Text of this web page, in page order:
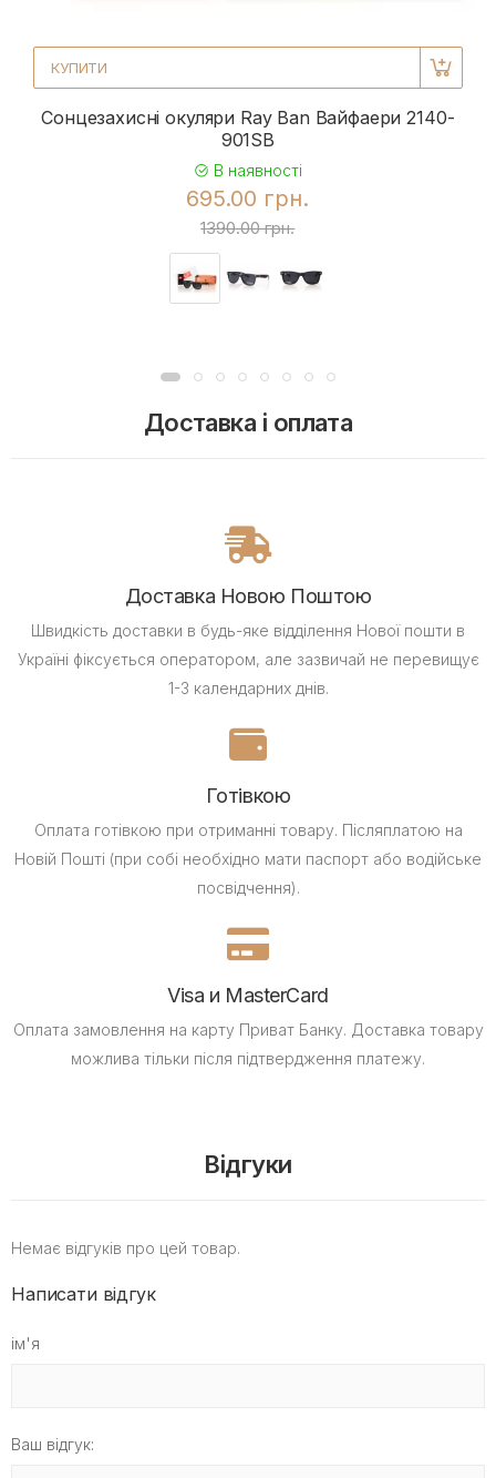
КУПИТИ
Сонцезахисні окуляри Ray Ban Вайфаери 2140-
901SB
В наявності
695.00 грн.
1390.00 грн.
Доставка і оплата
Доставка Новою Поштою
Швидкість доставки в будь-яке відділення Нової пошти в
Україні фіксується оператором, але зазвичай не перевищує
1-3 календарних днів.
Готівкою
Оплата готівкою при отриманні товару. Післяплатою на
Новій Пошті (при собі необхідно мати паспорт або водійське
посвідчення).
Visa и MasterCard
Оплата замовлення на карту Приват Банку. Доставка товару
можлива тільки після підтвердження платежу.
Відгуки
Немає відгуків про цей товар.
Написати відгук
ім'я
Ваш відгук: